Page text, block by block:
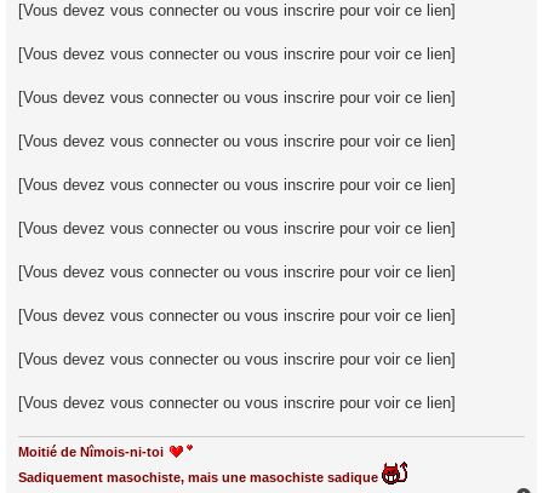
[Vous devez vous connecter ou vous inscrire pour voir ce lien]
[Vous devez vous connecter ou vous inscrire pour voir ce lien]
[Vous devez vous connecter ou vous inscrire pour voir ce lien]
[Vous devez vous connecter ou vous inscrire pour voir ce lien]
[Vous devez vous connecter ou vous inscrire pour voir ce lien]
[Vous devez vous connecter ou vous inscrire pour voir ce lien]
[Vous devez vous connecter ou vous inscrire pour voir ce lien]
[Vous devez vous connecter ou vous inscrire pour voir ce lien]
[Vous devez vous connecter ou vous inscrire pour voir ce lien]
[Vous devez vous connecter ou vous inscrire pour voir ce lien]
Moitié de Nîmois-ni-toi
Sadiquement masochiste, mais une masochiste sadique